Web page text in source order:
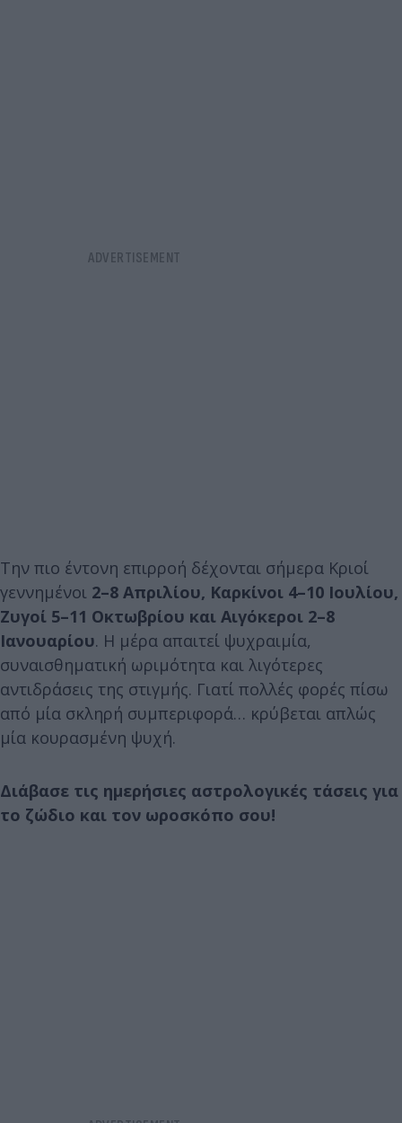
Την πιο έντονη επιρροή δέχονται σήμερα Κριοί
γεννημένοι 2–8 Απριλίου, Καρκίνοι 4–10 Ιουλίου,
Ζυγοί 5–11 Οκτωβρίου και Αιγόκεροι 2–8
Ιανουαρίου. Η μέρα απαιτεί ψυχραιμία,
συναισθηματική ωριμότητα και λιγότερες
αντιδράσεις της στιγμής. Γιατί πολλές φορές πίσω
από μία σκληρή συμπεριφορά… κρύβεται απλώς
μία κουρασμένη ψυχή.
Διάβασε τις ημερήσιες αστρολογικές τάσεις για
το ζώδιο και τον ωροσκόπο σου!